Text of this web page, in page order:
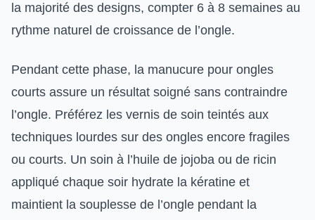
la majorité des designs, compter 6 à 8 semaines au
rythme naturel de croissance de l’ongle.
Pendant cette phase, la manucure pour ongles
courts assure un résultat soigné sans contraindre
l’ongle. Préférez les vernis de soin teintés aux
techniques lourdes sur des ongles encore fragiles
ou courts. Un soin à l’huile de jojoba ou de ricin
appliqué chaque soir hydrate la kératine et
maintient la souplesse de l’ongle pendant la